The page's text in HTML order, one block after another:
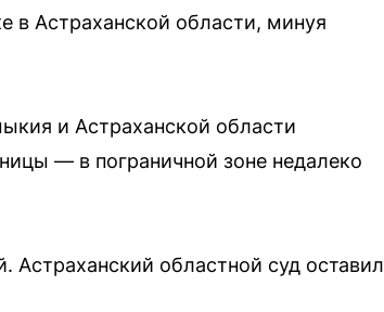
в Астраханской области, минуя
и Астраханской области
— в пограничной зоне недалеко
Астраханский областной суд оставил